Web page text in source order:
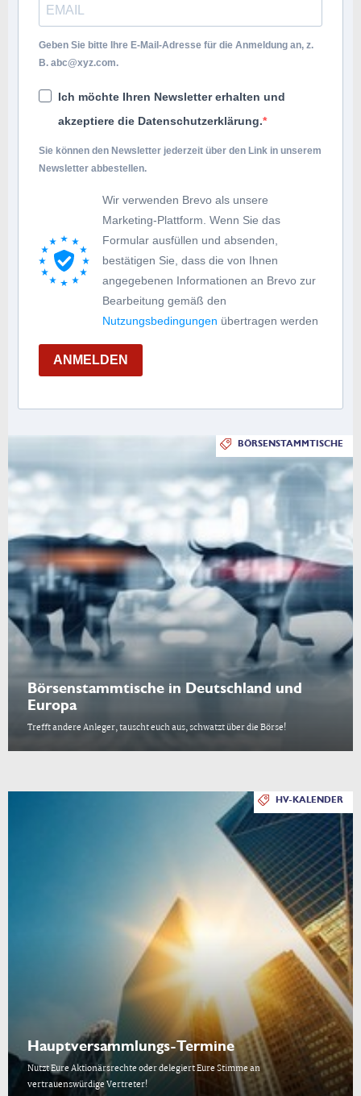
Geben Sie bitte Ihre E-Mail-Adresse für die Anmeldung an, z.
B. abc@xyz.com.
Ich möchte Ihren Newsletter erhalten und
akzeptiere die Datenschutzerklärung.
Sie können den Newsletter jederzeit über den Link in unserem
Newsletter abbestellen.
Wir verwenden Brevo als unsere
Marketing-Plattform. Wenn Sie das
Formular ausfüllen und absenden,
bestätigen Sie, dass die von Ihnen
angegebenen Informationen an Brevo zur
Bearbeitung gemäß den
Nutzungsbedingungen übertragen werden
ANMELDEN
BÖRSENSTAMMTISCHE
Börsenstammtische in Deutschland und
Europa
Trefft andere Anleger, tauscht euch aus, schwatzt über die Börse!
HV-KALENDER
Hauptversammlungs-Termine
Nutzt Eure Aktionärsrechte oder delegiert Eure Stimme an
vertrauenswürdige Vertreter!